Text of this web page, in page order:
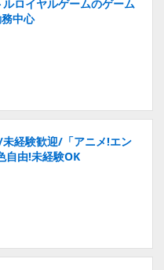
ロイヤルゲームのゲーム
中心
経験歓迎/「アニメ!エン
自由!未経験OK